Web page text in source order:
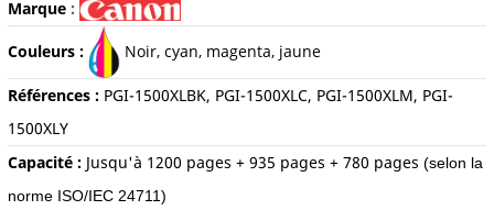
Marque:
Couleurs : Noir, cyan, magenta, jaune
Références : PGI-1500XLBK, PGI-1500XLC, PGI-1500XLM, PGI-
1500XLY
Capacité : Jusqu'à 1200 pages + 935 pages + 780 pages (selon la
norme ISO/IEC 24711)